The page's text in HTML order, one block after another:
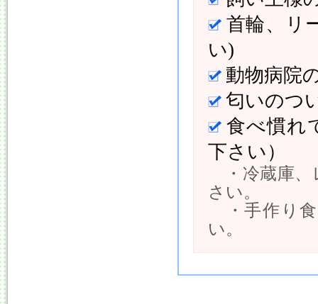
首輪、リ
い)
動物病院
匂いのつ
食べ慣れ
下さい）
・冷蔵庫、
さい。
・手作り食
い。